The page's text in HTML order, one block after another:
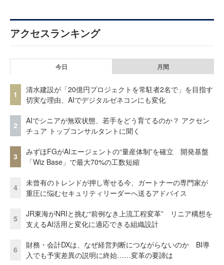
アクセスランキング
今日 月間
1
清水建設が「20億円プロジェクトを常駐者2名で」を目指す
切実な理由、AIでデジタルゼネコンにも変化
2
AIでシニアが無双状態、若手をどう育てるのか？ アクセン
チュア トップコンサルタントに聞く
3
みずほFGがAIエージェントの“量産体制”を確立 開発基盤
「Wiz Base」で最大70%の工数短縮
4
未曾有のトレンドが押し寄せる今、ガートナーの専門家が
重圧に悩むセキュリティリーダーへ送るアドバイス
5
JR東海がNRIと挑む“前例なき上流工程変革” リニア構想を
支えるAI活用と変化に適応できる組織設計
6
財務・会計DXは、なぜ経営判断につながらないのか BI導
入でも予実差異の説明に終始……変革の要諦は